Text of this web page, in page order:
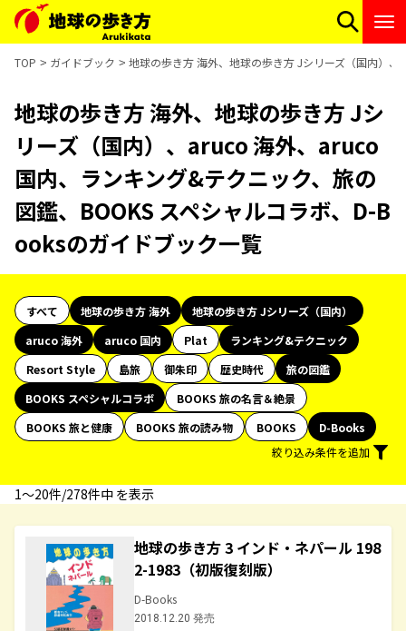
TOP ガイドブック 地球の歩き方 海外、地球の歩き方 Jシリーズ（国内）
地球の歩き方 海外、地球の歩き方 Jシ
リーズ（国内）、aruco 海外、aruco
国内、ランキング&テクニック、旅の
図鑑、BOOKS スペシャルコラボ、D-B
ooksのガイドブック一覧
すべて 地球の歩き方 海外
地球の歩き方 Jシリーズ（国内）
aruco 海外
aruco 国内 Plat
ランキング&テクニック
Resort Style
島旅 御朱印 歴史時代
旅の図鑑
BOOKS スペシャルコラボ
BOOKS 旅の名言＆絶景
BOOKS 旅と健康
BOOKS 旅の読み物 BOOKS
D-Books
絞り込み条件を追加
1〜20件/278件中 を表示
地球の歩き方 3 インド・ネパール 198
2-1983（初版復刻版）
D-Books
2018.12.20 発売